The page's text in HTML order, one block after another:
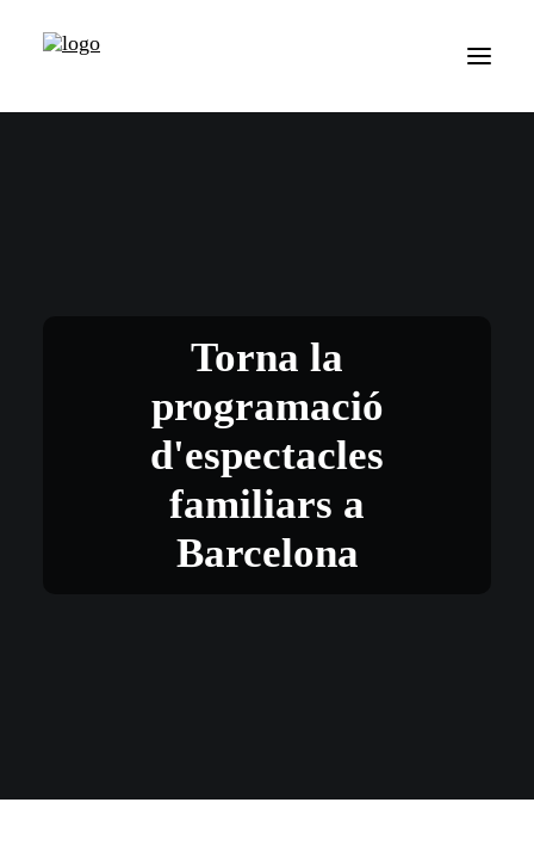
Torna la
programació
d'espectacles
familiars a
Barcelona